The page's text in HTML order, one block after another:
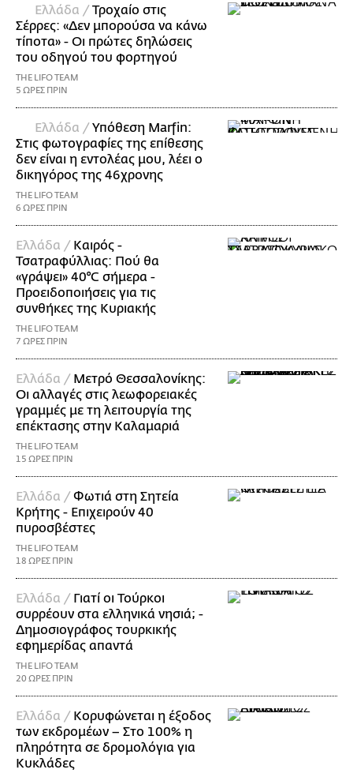
Ελλάδα /Τροχαίο στις
Σέρρες: «Δεν μπορούσα να κάνω
τίποτα» - Οι πρώτες δηλώσεις
του οδηγού του φορτηγού
THE LIFO TEAM
5 ΩΡΕΣ ΠΡΙΝ
Ελλάδα /Υπόθεση Marfin:
Στις φωτογραφίες της επίθεσης
δεν είναι η εντολέας μου, λέει ο
δικηγόρος της 46χρονης
THE LIFO TEAM
6 ΩΡΕΣ ΠΡΙΝ
Ελλάδα / Καιρός -
Τσατραφύλλιας: Πού θα
«γράψει» 40°C σήμερα -
Προειδοποιήσεις για τις
συνθήκες της Κυριακής
THE LIFO TEAM
7 ΩΡΕΣ ΠΡΙΝ
Ελλάδα / Μετρό Θεσσαλονίκης:
Οι αλλαγές στις λεωφορειακές
γραμμές με τη λειτουργία της
επέκτασης στην Καλαμαριά
THE LIFO TEAM
15 ΩΡΕΣ ΠΡΙΝ
Ελλάδα /Φωτιά στη Σητεία
Κρήτης - Επιχειρούν 40
πυροσβέστες
THE LIFO TEAM
18 ΩΡΕΣ ΠΡΙΝ
Ελλάδα / Γιατί οι Τούρκοι
συρρέουν στα ελληνικά νησιά; -
Δημοσιογράφος τουρκικής
εφημερίδας απαντά
THE LIFO TEAM
20 ΩΡΕΣ ΠΡΙΝ
Ελλάδα / Κορυφώνεται η έξοδος
των εκδρομέων – Στο 100% η
πληρότητα σε δρομολόγια για
Κυκλάδες